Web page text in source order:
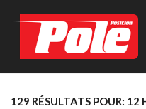
129 RÉSULTATS POUR: 12